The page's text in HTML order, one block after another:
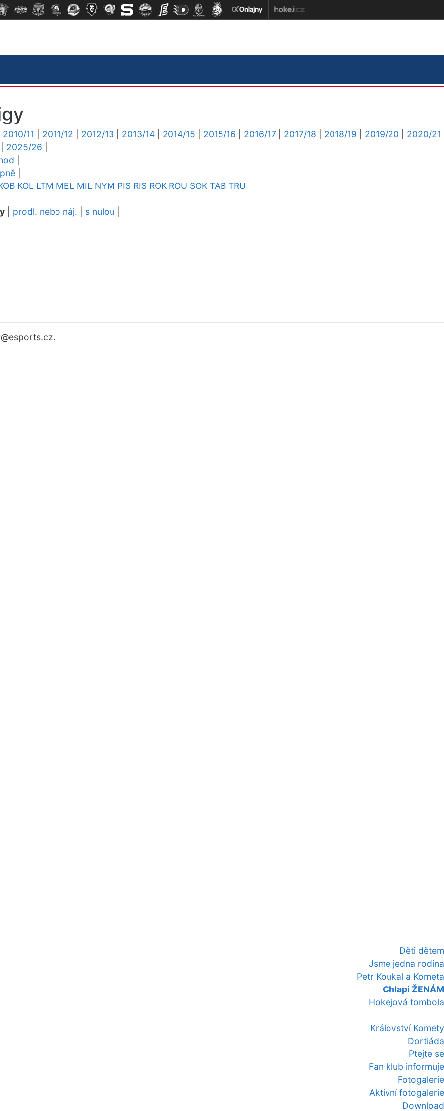
Děti dětem
Jsme jedna rodina
Petr Koukal a Kometa
Chlapi ŽENÁM
Hokejová tombola
Království Komety
Dortiáda
Ptejte se
Fan klub informuje
Fotogalerie
Aktivní fotogalerie
Download
2010/11 2011/12 2012/13 2013/14 2014/15 2015/16 2016/17 2017/18 2018/19 2019/20
2020/21
2025/26
KOL LTM MEL MIL NYM PIS RIS ROK ROU SOK TAB TRU
prodl. nebo náj. s nulou
@esports.cz.